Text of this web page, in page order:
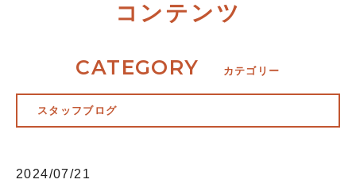
FEATURE
WORK
NEWS
CONTENTS
コンテンツ
2024/07/21
CATEGORY カテゴリー
スタッフブログ